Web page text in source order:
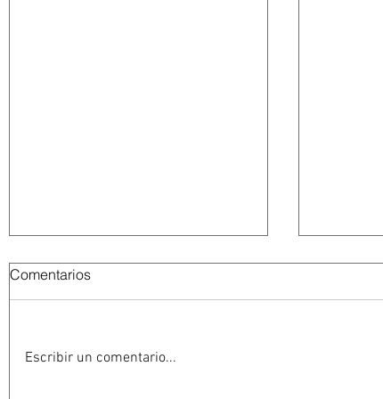
Comentarios
Escribir un comentario...